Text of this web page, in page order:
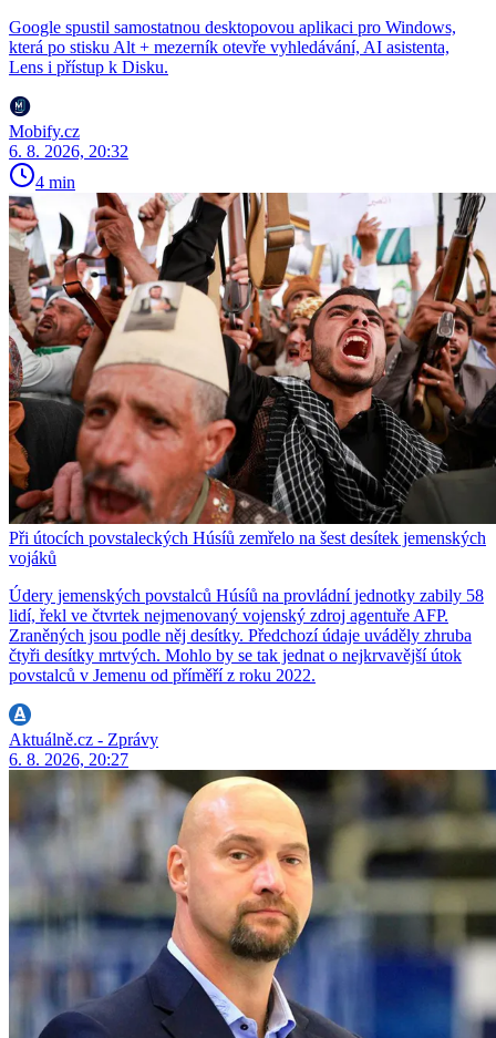
Google spustil samostatnou desktopovou aplikaci pro Windows,
která po stisku Alt + mezerník otevře vyhledávání, AI asistenta,
Lens i přístup k Disku.
Mobify.cz
6. 8. 2026, 20:32
4 min
Při útocích povstaleckých Húsíů zemřelo na šest desítek jemenských
vojáků
Údery jemenských povstalců Húsíů na provládní jednotky zabily 58
lidí, řekl ve čtvrtek nejmenovaný vojenský zdroj agentuře AFP.
Zraněných jsou podle něj desítky. Předchozí údaje uváděly zhruba
čtyři desítky mrtvých. Mohlo by se tak jednat o nejkrvavější útok
povstalců v Jemenu od příměří z roku 2022.
Aktuálně.cz - Zprávy
6. 8. 2026, 20:27